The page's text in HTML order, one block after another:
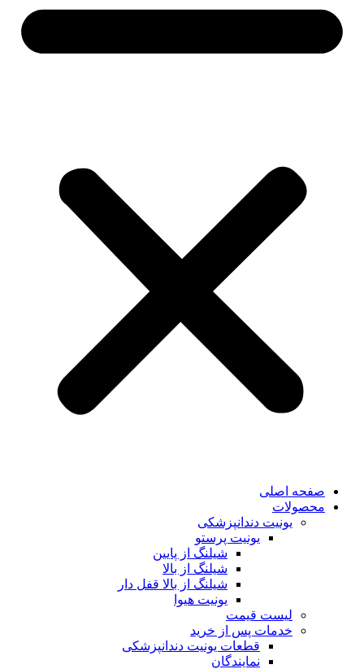
صفحه اصلی
محصولات
یونیت دندانپزشکی
یونیت پرستو
شیلنگ از پایین
شیلنگ از بالا
شیلنگ از بالا قفل دار
یونیت هیوا
لیست قیمت
خدمات پس از خرید
قطعات یونیت دندانپزشکی
نمایندگان